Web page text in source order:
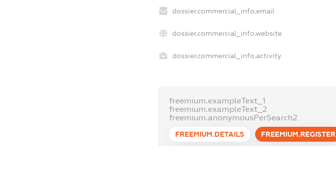
dossier.commercial_info.email
dossier.commercial_info.website
dossier.commercial_info.activity
freemium.exampleText_1
freemium.exampleText_2
freemium.anonymousPerSearch2
FREEMIUM.DETAILS FREEMIUM.REGISTER